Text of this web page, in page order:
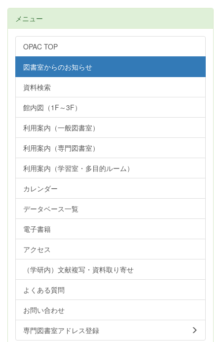
メニュー
OPAC TOP
図書室からのお知らせ
資料検索
館内図（1F～3F）
利用案内（一般図書室）
利用案内（専門図書室）
利用案内（学習室・多目的ルーム）
カレンダー
データベース一覧
電子書籍
アクセス
（学研内）文献複写・資料取り寄せ
よくある質問
お問い合わせ
専門図書室アドレス登録